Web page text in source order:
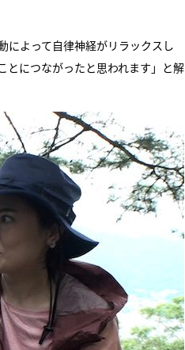
によって自律神経がリラックスし
とにつながったと思われます」と解